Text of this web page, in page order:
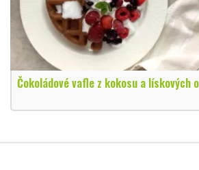
Čokoládové vafle z kokosu a lískových